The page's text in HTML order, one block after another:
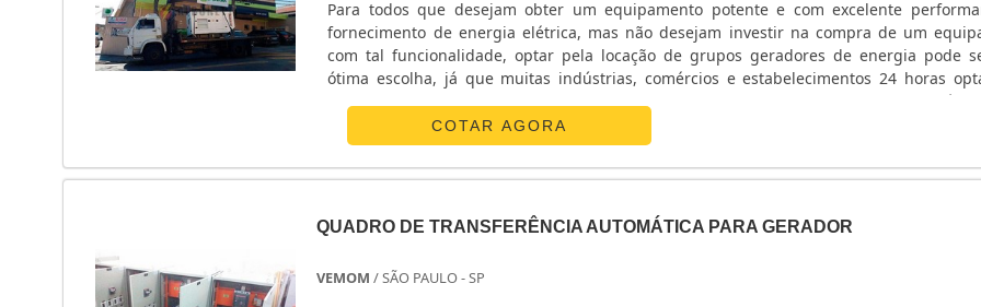
Para todos que desejam obter um equipamento potente e com excelente
fornecimento de energia elétrica, mas não desejam investir na compra de um
com tal funcionalidade, optar pela locação de grupos geradores de energia pode
ótima escolha, já que muitas indústrias, comércios e estabelecimentos 24 horas
essa solução. Soluções oferecidas A locação de grupos geradores de energia é
proporcionar ene....COTAR AGORA
QUADRO DE TRANSFERÊNCIA AUTOMÁTICA PARA GERADOR
VEMOM / SÃO PAULO - SP